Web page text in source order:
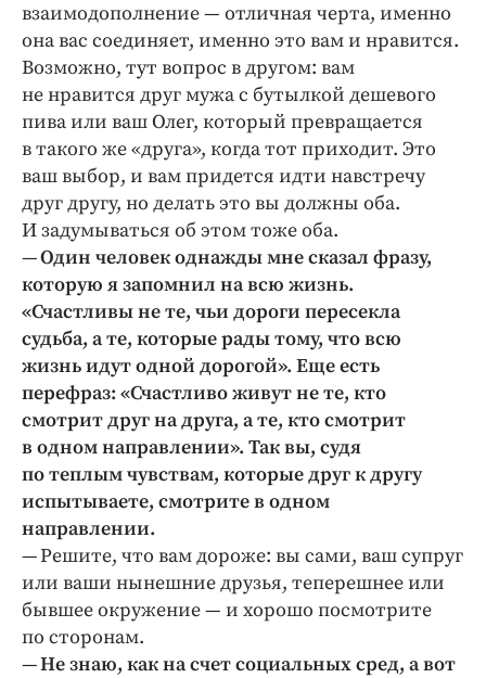
взаимодополнение — отличная черта, именно
она вас соединяет, именно это вам и нравится.
Возможно, тут вопрос в другом: вам
не нравится друг мужа с бутылкой дешевого
пива или ваш Олег, который превращается
в такого же «друга», когда тот приходит. Это
ваш выбор, и вам придется идти навстречу
друг другу, но делать это вы должны оба.
И задумываться об этом тоже оба.
—Один человек однажды мне сказал фразу,
которую я запомнил на всю жизнь.
«Счастливы не те, чьи дороги пересекла
судьба, а те, которые рады тому, что всю
жизнь идут одной дорогой». Еще есть
перефраз: «Счастливо живут не те, кто
смотрит друг на друга, а те, кто смотрит
в одном направлении». Так вы, судя
по теплым чувствам, которые друг к другу
испытываете, смотрите в одном
направлении.
— Решите, что вам дороже: вы сами, ваш супруг
или ваши нынешние друзья, теперешнее или
бывшее окружение — и хорошо посмотрите
по сторонам.
—Не знаю, как на счет социальных сред, а вот